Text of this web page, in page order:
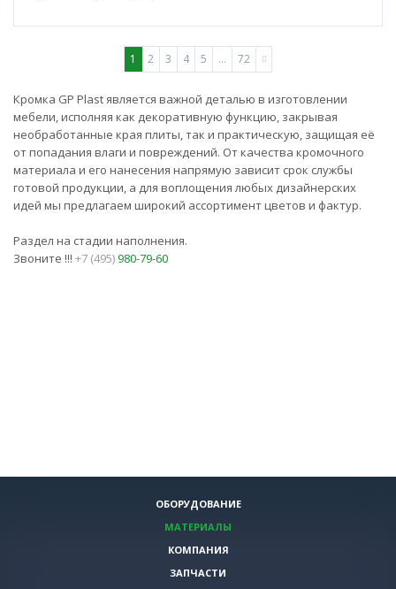
1 2 3 4 5 ... 72
Кромка GP Plast является важной деталью в изготовлении
мебели, исполняя как декоративную функцию, закрывая
необработанные края плиты, так и практическую, защищая её
от попадания влаги и повреждений. От качества кромочного
материала и его нанесения напрямую зависит срок службы
готовой продукции, а для воплощения любых дизайнерских
идей мы предлагаем широкий ассортимент цветов и фактур.
Раздел на стадии наполнения.
Звоните !!! +7 (495)980-79-60
ОБОРУДОВАНИЕ
МАТЕРИАЛЫ
КОМПАНИЯ
ЗАПЧАСТИ